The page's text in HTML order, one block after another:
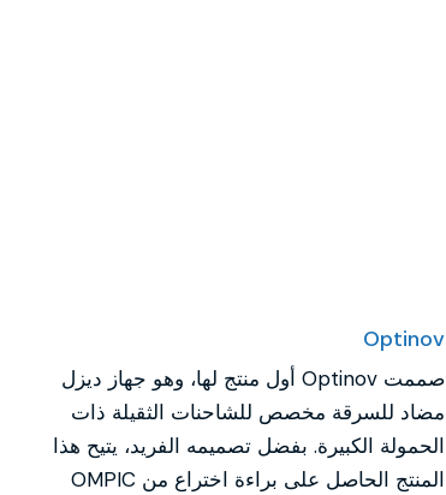
Optinov
صممت Optinov أول منتج لها، وهو جهاز ديزل
مضاد للسرقة مخصص للشاحنات الثقيلة ذات
الحمولة الكبيرة. بفضل تصميمه الفريد، يتيح هذا
المنتج الحاصل على براءة اختراع من OMPIC